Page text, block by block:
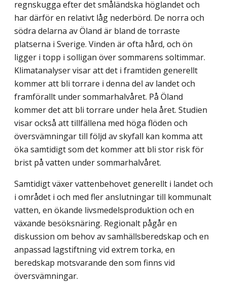
regnskugga efter det småländska höglandet och
har därför en relativt låg nederbörd. De norra och
södra delarna av Öland är bland de torraste
platserna i Sverige. Vinden är ofta hård, och ön
ligger i topp i solligan över sommarens soltimmar.
Klimatanalyser visar att det i framtiden generellt
kommer att bli torrare i denna del av landet och
framförallt under sommarhalvåret. På Öland
kommer det att bli torrare under hela året. Studien
visar också att tillfällena med höga flöden och
översvämningar till följd av skyfall kan komma att
öka samtidigt som det kommer att bli stor risk för
brist på vatten under sommarhalvåret.
Samtidigt växer vattenbehovet generellt i landet och
i området i och med fler anslutningar till kommunalt
vatten, en ökande livsmedelsproduktion och en
växande besöksnäring. Regionalt pågår en
diskussion om behov av samhällsberedskap och en
anpassad lagstiftning vid extrem torka, en
beredskap motsvarande den som finns vid
översvämningar.